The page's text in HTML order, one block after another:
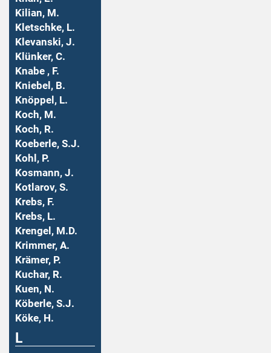
Kilian, M.
Kletschke, L.
Klevanski, J.
Klünker, C.
Knabe , F.
Kniebel, B.
Knöppel, L.
Koch, M.
Koch, R.
Koeberle, S.J.
Kohl, P.
Kosmann, J.
Kotlarov, S.
Krebs, F.
Krebs, L.
Krengel, M.D.
Krimmer, A.
Krämer, P.
Kuchar, R.
Kuen, N.
Köberle, S.J.
Köke, H.
L